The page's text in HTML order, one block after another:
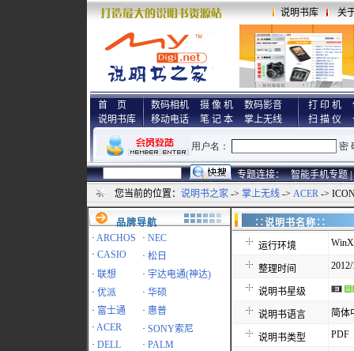
说明书库 关
首 页
说明书库
数码相机 摄 像 机
数码影音
移动电话
笔 记 本 掌上无线
打 印 机
扫 描 仪
专题连接： 智能手机专题 |
您当前的位置： 说明书之家 -> 掌上无线 -> ACER ->
品牌导航
· ARCHOS · NEC
· CASIO · 松日
· 联想 · 宇达电通(神达)
· 优派 · 华硕
· 富士通 · 惠普
· ACER · SONY索尼
· DELL · PALM
∷说明书名
运行环境
整理时间
说明书星级
说明书语言 简体
说明书类型 PDF